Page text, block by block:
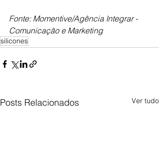
Fonte: Momentive/Agência Integrar -
Comunicação e Marketing
silicones
Posts Relacionados Ver tudo